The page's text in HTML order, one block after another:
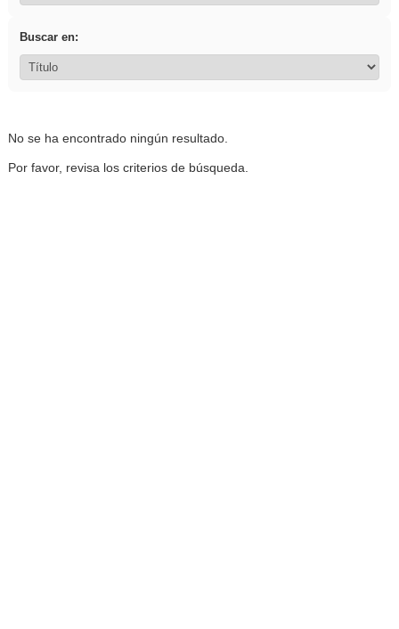
Buscar en:
No se ha encontrado ningún resultado.
Por favor, revisa los criterios de búsqueda.